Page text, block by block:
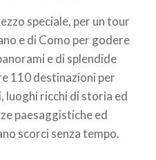
speciale, per un tour
e di Como per godere
e di splendide
110 destinazioni per
ricchi di storia ed
paesaggistiche ed
scorci senza tempo.